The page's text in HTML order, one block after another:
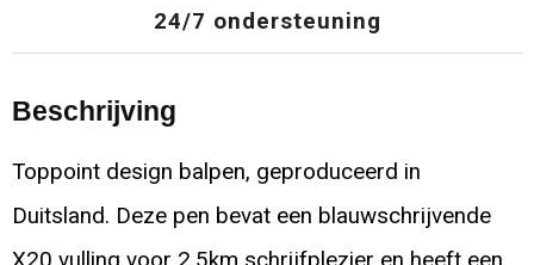
24/7 ondersteuning
Beschrijving
Toppoint design balpen, geproduceerd in
Duitsland. Deze pen bevat een blauwschrijvende